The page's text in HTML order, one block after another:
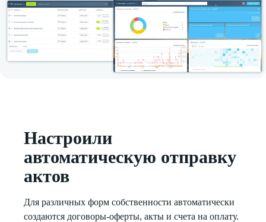
Настроили
автоматическую отправку
актов
Для различных форм собственности автоматически
создаются договоры-оферты, акты и счета на оплату.